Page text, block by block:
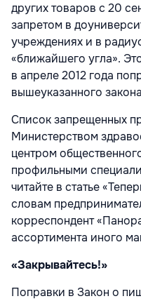
других товаров с 20
запретом в
учреждениях и в
«ближайшего угла».
в апреле 2012 года
вышеуказанного
Список запрещенных
Министерством
центром
профильными
читайте в статье
словам
корреспондент
ассортимента иного
«Закрывайтесь!»
Поправки в Закон о